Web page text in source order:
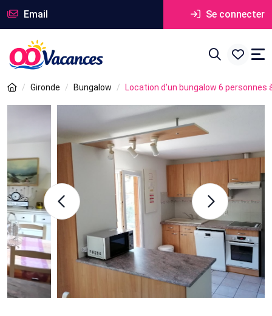
Email Se connecter
Gironde Bungalow Location d'un bungalow 6 personnes